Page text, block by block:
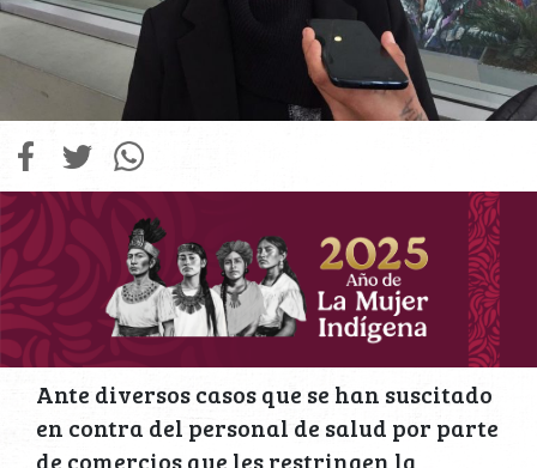
Ante diversos casos que se han suscitado
en contra del personal de salud por parte
de comercios que les restringen la